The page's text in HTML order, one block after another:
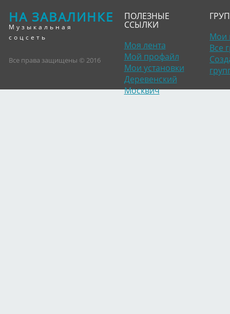
НА ЗАВАЛИНКЕ
Музыкальная
соцсеть
Все права защищены © 2016
ПОЛЕЗНЫЕ
ССЫЛКИ
Моя лента
Мой профайл
Мои установки
Деревенский
Москвич
Мои
Все